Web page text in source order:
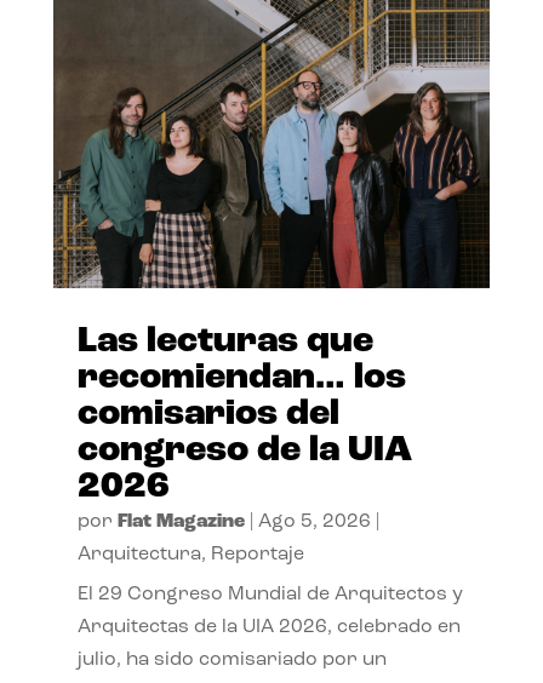
Las lecturas que
recomiendan… los
comisarios del
congreso de la UIA
2026
por Flat Magazine| Ago 5, 2026
Arquitectura, Reportaje
El 29 Congreso Mundial de Arquitectos y
Arquitectas de la UIA 2026, celebrado en
julio, ha sido comisariado por un